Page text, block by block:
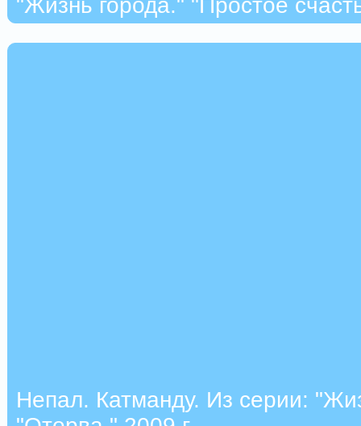
"Жизнь города." "Простое
Непал. Катманду. Из серии: